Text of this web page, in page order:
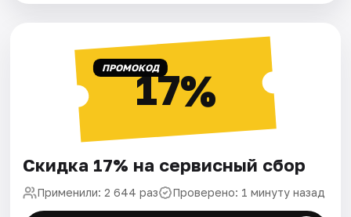
ПРОМОКОД17%
Скидка 17% на сервисный сбор
Применили: 2 644 раз Проверено: 1 минуту назад